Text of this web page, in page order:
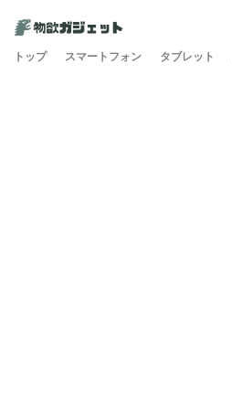
トップ スマートフォン タブレット
カテゴリー